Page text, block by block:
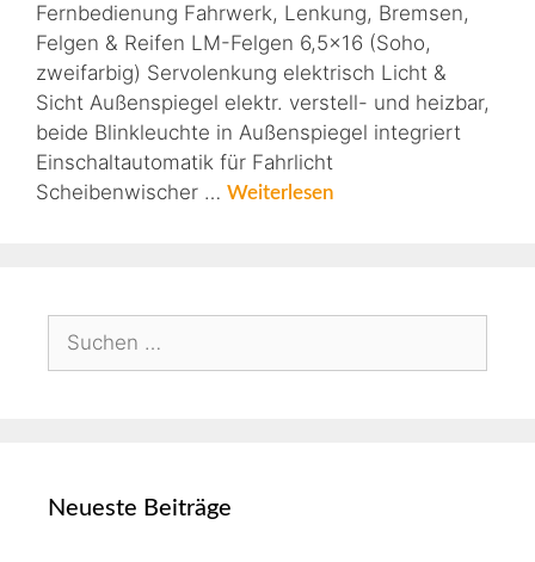
Fernbedienung Fahrwerk, Lenkung, Bremsen,
Felgen & Reifen LM-Felgen 6,5×16 (Soho,
zweifarbig) Servolenkung elektrisch Licht &
Sicht Außenspiegel elektr. verstell- und heizbar,
beide Blinkleuchte in Außenspiegel integriert
Einschaltautomatik für Fahrlicht
Scheibenwischer … Weiterlesen
Neueste Beiträge